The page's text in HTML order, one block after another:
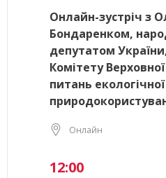
Онлайн-зустріч з
Бондаренком,
депутатом
Комітету
питань
Онлайн
12:00